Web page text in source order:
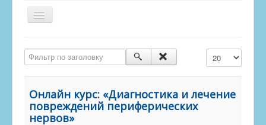
Включить/
О центре
Обучение
Фильтр по заголовку Кол-во строк:
Онлайн курс: «Диагностика и лечение
повреждений периферических
нервов»